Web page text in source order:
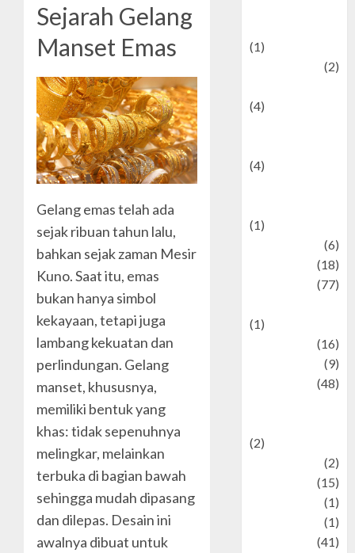
Sejarah Gelang
Manset Emas
Gelang emas telah ada
sejak ribuan tahun lalu,
bahkan sejak zaman Mesir
Kuno. Saat itu, emas
bukan hanya simbol
kekayaan, tetapi juga
lambang kekuatan dan
perlindungan. Gelang
manset, khususnya,
memiliki bentuk yang
khas: tidak sepenuhnya
melingkar, melainkan
terbuka di bagian bawah
sehingga mudah dipasang
dan dilepas. Desain ini
awalnya dibuat untuk
(1)
(2)
(4)
(4)
(1)
(6)
(18)
(77)
(1)
(16)
(9)
(48)
(2)
(2)
(15)
(1)
(1)
(41)